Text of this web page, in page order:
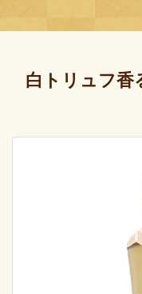
白トリュフ